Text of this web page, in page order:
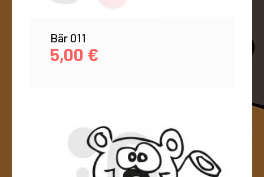
Bär 011
5,00 €